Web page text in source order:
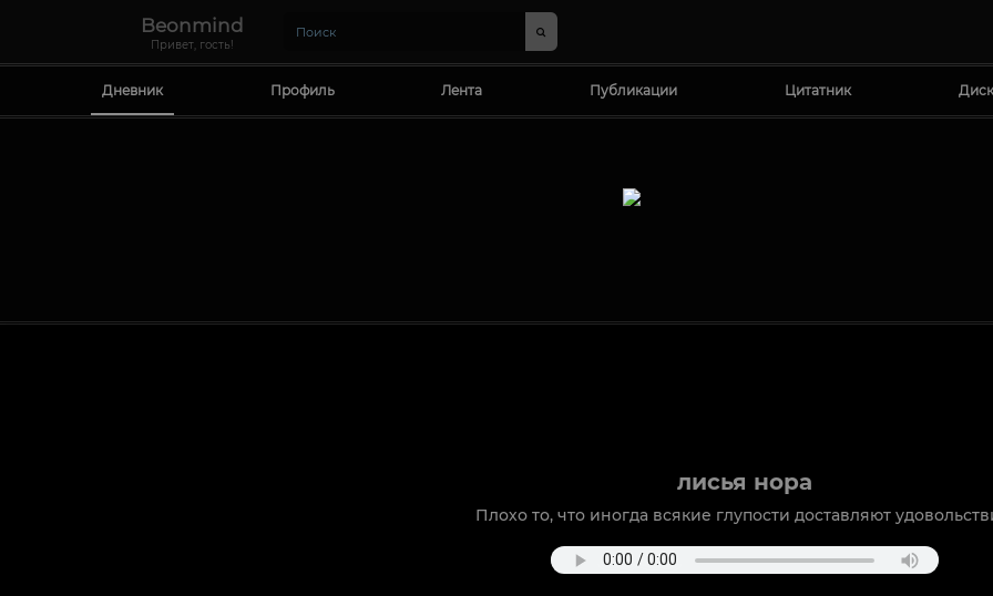
Beonmind
Привет, гость!
Дневник Профиль Лента Публикации Цитатник
лисья нора
Плохо то, что иногда всякие глупости доставляют